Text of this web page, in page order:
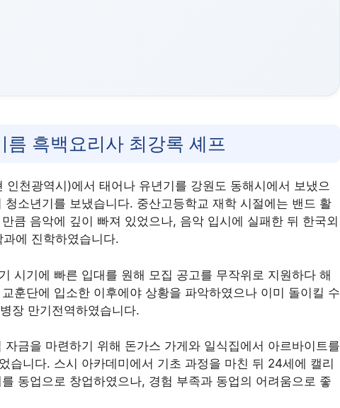
름 흑백요리사 최강록 셰프
천광역시)에서 태어나 유년기를 강원도 동해시에서 보냈으
소년기를 보냈습니다. 중산고등학교 재학 시절에는 밴드 활
큼 음악에 깊이 빠져 있었으나, 음악 입시에 실패한 뒤 한국외
에 진학하였습니다.
시기에 빠른 입대를 원해 모집 공고를 무작위로 지원하다 해
훈단에 입소한 이후에야 상황을 파악하였으나 이미 돌이킬 수
장 만기전역하였습니다.
금을 마련하기 위해 돈가스 가게와 일식집에서 아르바이트를
습니다. 스시 아카데미에서 기초 과정을 마친 뒤 24세에 캘리
동업으로 창업하였으나, 경험 부족과 동업의 어려움으로 좋